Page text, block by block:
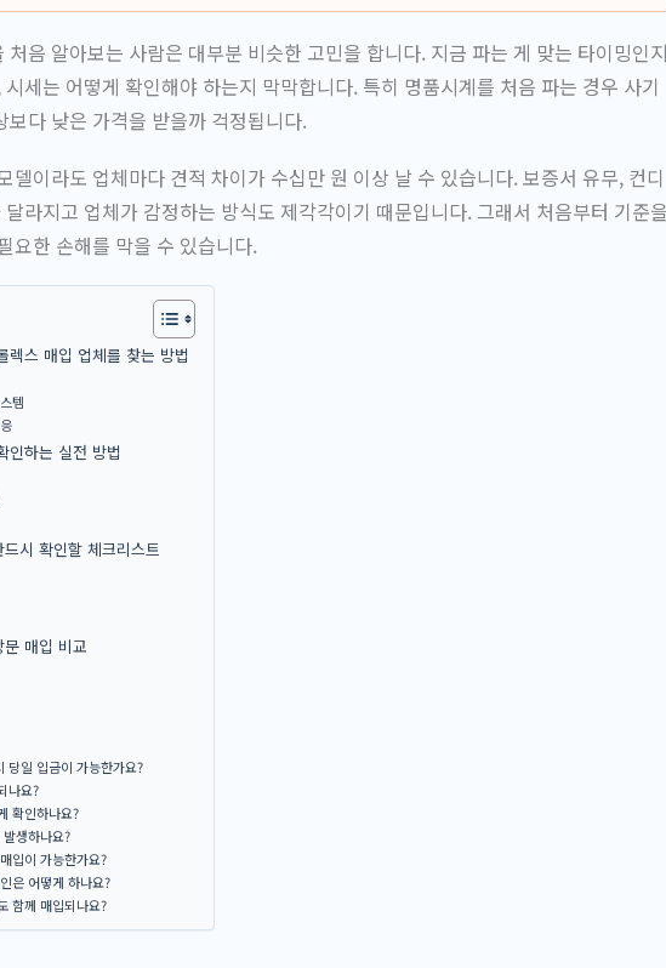
처음 알아보는 사람은 대부분 비슷한 고민을 합니다. 지금 파는 게 맞는 타이밍인
세는 어떻게 확인해야 하는지 막막합니다. 특히 명품시계를 처음 파는 경우 사기
보다 낮은 가격을 받을까 걱정됩니다.
델이라도 업체마다 견적 차이가 수십만 원 이상 날 수 있습니다. 보증서 유무, 컨디
라지고 업체가 감정하는 방식도 제각각이기 때문입니다. 그래서 처음부터 기준을
요한 손해를 막을 수 있습니다.
렉스 매입 업체를 찾는 방법
템
인하는 실전 방법
시 확인할 체크리스트
매입 비교
당일 입금이 가능한가요?
나요?
확인하나요?
생하나요?
입이 가능한가요?
은 어떻게 하나요?
함께 매입되나요?